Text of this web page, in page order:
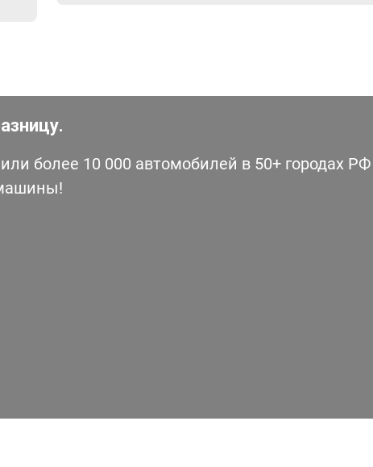
более 10 000 автомобилей в 50+ городах